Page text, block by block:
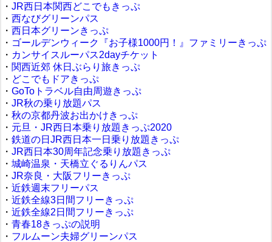
・ JR西日本関西どこでもきっぷ
・ 西なびグリーンパス
・ 西日本グリーンきっぷ
・ ゴールデンウィーク『お子様1000円！』ファミリーきっぷ
・ カンサイスルーパス2dayチケット
・ 関西近郊 休日ぶらり旅きっぷ
・ どこでもドアきっぷ
・ GoToトラベル自由周遊きっぷ
・ JR秋の乗り放題パス
・ 秋の京都丹波お出かけきっぷ
・ 元旦・JR西日本乗り放題きっぷ2020
・ 鉄道の日JR西日本一日乗り放題きっぷ
・ JR西日本30周年記念乗り放題きっぷ
・ 城崎温泉・天橋立ぐるりんパス
・ JR奈良・大阪フリーきっぷ
・ 近鉄週末フリーパス
・ 近鉄全線3日間フリーきっぷ
・ 近鉄全線2日間フリーきっぷ
・ 青春18きっぷの説明
・ フルムーン夫婦グリーンパス